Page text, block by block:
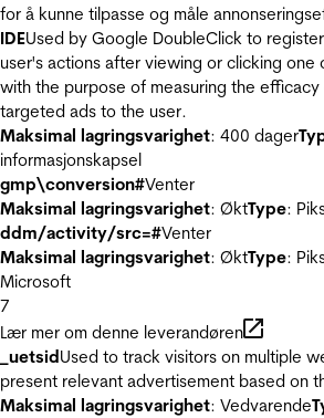
for å kunne tilpasse og måle
IDEUsed by Google DoubleClick to
user's actions after viewing or clicking one
with the purpose of measuring the
targeted ads to the user.
Maksimal lagringsvarighet: 400 dager
informasjonskapsel
gmp\conversion#Venter
Maksimal lagringsvarighet: ØktType:
ddm/activity/src=#Venter
Maksimal lagringsvarighet: ØktType:
Microsoft
7
Lær mer om denne leverandøren
_uetsidUsed to track visitors on multiple
present relevant advertisement based on
Maksimal lagringsvarighet: Vedvarende